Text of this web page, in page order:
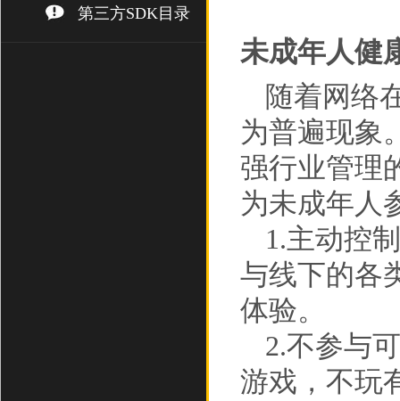
第三方SDK目录
未成年人健
随着网络
为普遍现象
强行业管理
为未成年人
1.主动控
与线下的各
体验。
2.不参与
游戏，不玩